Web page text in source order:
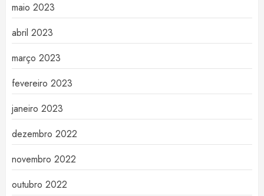
maio 2023
abril 2023
março 2023
fevereiro 2023
janeiro 2023
dezembro 2022
novembro 2022
outubro 2022